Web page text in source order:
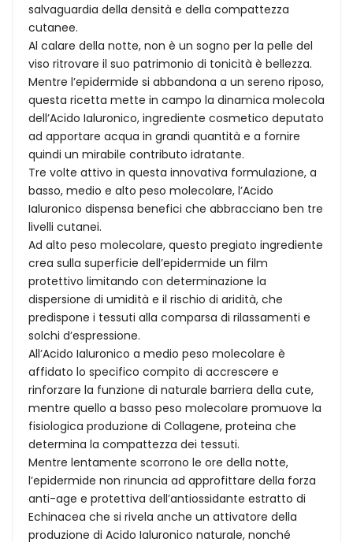
salvaguardia della densità e della compattezza
cutanee.
Al calare della notte, non è un sogno per la pelle del
viso ritrovare il suo patrimonio di tonicità è bellezza.
Mentre l’epidermide si abbandona a un sereno riposo,
questa ricetta mette in campo la dinamica molecola
dell’Acido Ialuronico, ingrediente cosmetico deputato
ad apportare acqua in grandi quantità e a fornire
quindi un mirabile contributo idratante.
Tre volte attivo in questa innovativa formulazione, a
basso, medio e alto peso molecolare, l’Acido
Ialuronico dispensa benefici che abbracciano ben tre
livelli cutanei.
Ad alto peso molecolare, questo pregiato ingrediente
crea sulla superficie dell’epidermide un film
protettivo limitando con determinazione la
dispersione di umidità e il rischio di aridità, che
predispone i tessuti alla comparsa di rilassamenti e
solchi d’espressione.
All’Acido Ialuronico a medio peso molecolare è
affidato lo specifico compito di accrescere e
rinforzare la funzione di naturale barriera della cute,
mentre quello a basso peso molecolare promuove la
fisiologica produzione di Collagene, proteina che
determina la compattezza dei tessuti.
Mentre lentamente scorrono le ore della notte,
l’epidermide non rinuncia ad approfittare della forza
anti-age e protettiva dell’antiossidante estratto di
Echinacea che si rivela anche un attivatore della
produzione di Acido Ialuronico naturale, nonché